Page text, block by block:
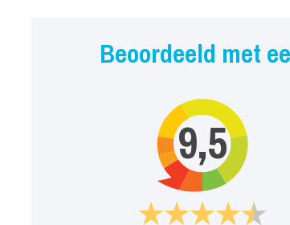
Beoordeeld met
9,5